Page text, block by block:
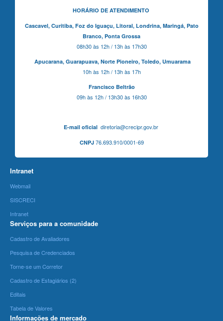
HORÁRIO DE ATENDIMENTO
Cascavel, Curitiba,Foz do Iguaçu, Litoral, Londrina, Maringá, Pato
Branco, Ponta Grossa
08h30 às 12h / 13h às 17h30
Apucarana, Guarapuava, Norte Pioneiro, Toledo, Umuarama
10h às 12h / 13h às 17h
Francisco Beltrão
09h às 12h / 13h30 às 16h30
E-mail oficialdiretoria@crecipr.gov.br
CNPJ76.693.910/0001-69
Intranet
Webmail
SISCRECI
Intranet
Serviços para a comunidade
Cadastro de Avaliadores
Pesquisa de Credenciados
Torne-se um Corretor
Cadastro de Estagiários (2)
Editais
Tabela de Valores
Informações de mercado